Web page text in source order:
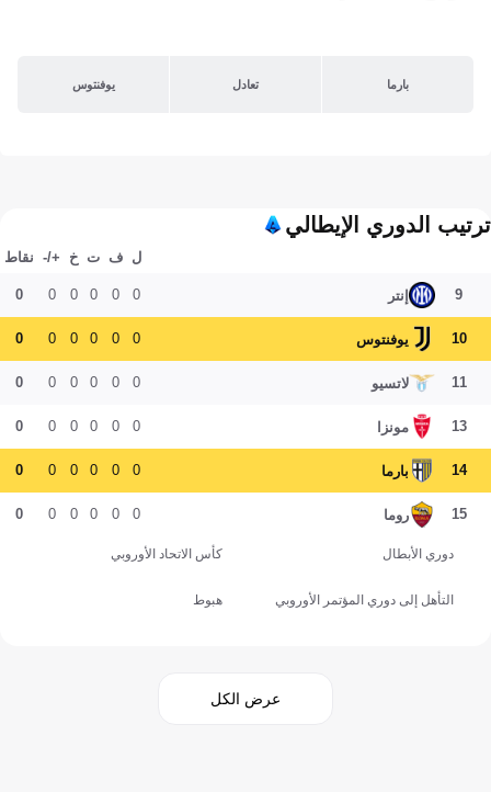
بارما تعادل يوفنتوس
ترتيب الدوري الإيطالي
ل ف ت خ +/- نقاط
9 إنتر 0
0
0
0
0
0
10 يوفنتوس 0
0
0
0
0
0
11 لاتسيو 0
0
0
0
0
0
13 مونزا 0
0
0
0
0
0
14 بارما 0
0
0
0
0
0
15 روما 0
0
0
0
0
0
دوري الأبطال كأس الاتحاد الأوروبي
التأهل إلى دوري المؤتمر الأوروبي هبوط
عرض الكل